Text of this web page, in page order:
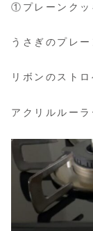
①プレーンクッ
うさぎのプ
リボンのスト
アクリルルー